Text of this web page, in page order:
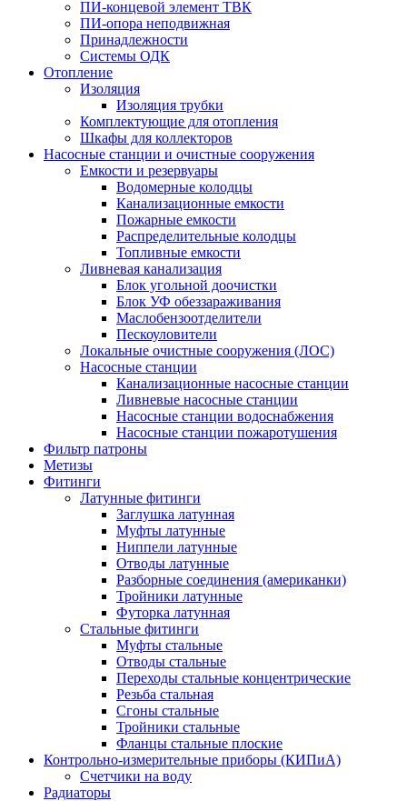
ПИ-концевой элемент ТВК
ПИ-опора неподвижная
Принадлежности
Системы ОДК
Отопление
Изоляция
Изоляция трубки
Комплектующие для отопления
Шкафы для коллекторов
Насосные станции и очистные сооружения
Емкости и резервуары
Водомерные колодцы
Канализационные емкости
Пожарные емкости
Распределительные колодцы
Топливные емкости
Ливневая канализация
Блок угольной доочистки
Блок УФ обеззараживания
Маслобензоотделители
Пескоуловители
Локальные очистные сооружения (ЛОС)
Насосные станции
Канализационные насосные станции
Ливневые насосные станции
Насосные станции водоснабжения
Насосные станции пожаротушения
Фильтр патроны
Метизы
Фитинги
Латунные фитинги
Заглушка латунная
Муфты латунные
Ниппели латунные
Отводы латунные
Разборные соединения (американки)
Тройники латунные
Футорка латунная
Стальные фитинги
Муфты стальные
Отводы стальные
Переходы стальные концентрические
Резьба стальная
Сгоны стальные
Тройники стальные
Фланцы стальные плоские
Контрольно-измерительные приборы (КИПиА)
Счетчики на воду
Радиаторы